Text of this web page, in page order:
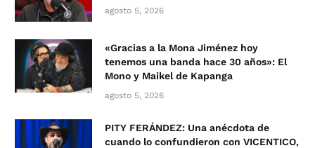
agosto 5, 2026
«Gracias a la Mona Jiménez hoy
tenemos una banda hace 30 años»: El
Mono y Maikel de Kapanga
agosto 5, 2026
PITY FERÁNDEZ: Una anécdota de
cuando lo confundieron con VICENTICO,